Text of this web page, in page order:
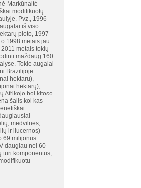
Markūnaitė
modifikuotų
Pvz., 1996
iš viso
ploto, 1997
1998 metais jau
metais tokių
maždaug 160
Tokie augalai
Brazilijoje
hektarų),
hektarų),
Afrikoje bei kitose
šalis kol kas
medvilnės,
ir liucernos)
69 milijonus
daugiau nei 60
turi komponentus,